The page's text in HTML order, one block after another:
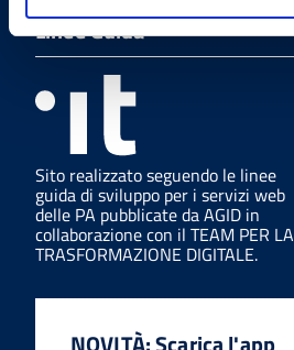
Linee Guida
Sito realizzato seguendo le linee
guida di sviluppo per i servizi web
delle PA pubblicate da AGID in
collaborazione con il TEAM PER LA
TRASFORMAZIONE DIGITALE.